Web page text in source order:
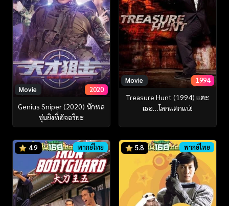
Movie 2020
Genius Sniper (2020) นักพล
ซุ่มยิงที่อัจฉริยะ
Movie 1994
Treasure Hunt (1994) แตะ
เธอ…โลกแตกแน่!
4.9 พากย์ไทย 5.8 พากย์ไทย